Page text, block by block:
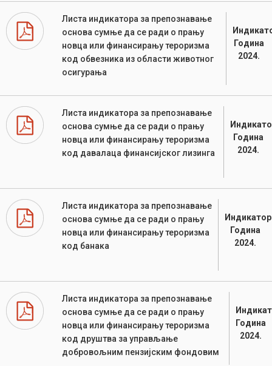
Листа индикатора за препознавање
основа сумње да се ради о прању
новца или финансирању тероризма
код обвезника из области животног
осигурања
Година
2024.
Листа индикатора за препознавање
основа сумње да се ради о прању
новца или финансирању тероризма
код давалаца финансијског лизинга
Година
2024.
Листа индикатора за препознавање
основа сумње да се ради о прању
новца или финансирању тероризма
код банака
Година
2024.
Листа индикатора за препознавање
основа сумње да се ради о прању
новца или финансирању тероризма
код друштва за управљање
добровољним пензијским фондовим
Година
2024.